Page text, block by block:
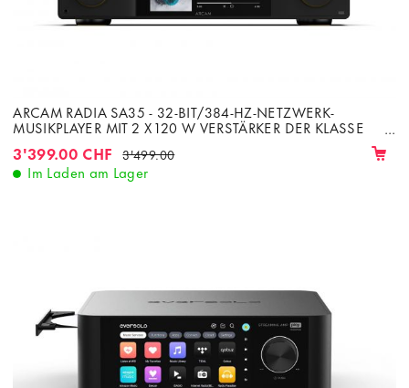
ARCAM RADIA SA35 - 32-BIT/384-HZ-NETZWERK-
MUSIKPLAYER MIT 2 X 120 W VERSTÄRKER DER KLASSE
3'399.00 CHF 3'499.00
Im Laden am Lager